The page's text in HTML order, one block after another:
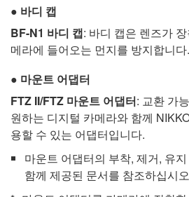
바디 캡
BF-N1 바디 캡: 바디 캡은 렌즈가
메라에 들어오는 먼지를 방지합니다.
마운트 어댑터
FTZ II/FTZ 마운트 어댑터: 교환 가
원하는 디지털 카메라와 함께
용할 수 있는 어댑터입니다.
마운트 어댑터의 부착, 제거, 유
함께 제공된 문서를 참조하십시